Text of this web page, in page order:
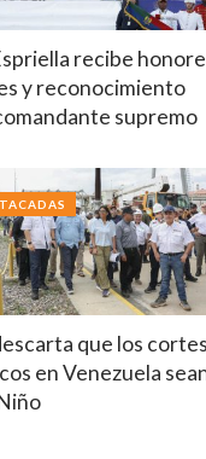
recibe
y reconocimiento
supremo
que los cortes
en Venezuela